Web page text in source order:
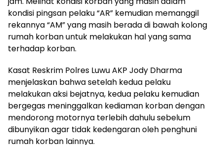
kondisi pingsan pelaku “AR” kemudian memanggil
rekannya “AM” yang masih berada di bawah kolong
rumah korban untuk melakukan hal yang sama
terhadap korban.
Kasat Reskrim Polres Luwu AKP Jody Dharma
menjelaskan bahwa setelah kedua pelaku
melakukan aksi bejatnya, kedua pelaku kemudian
bergegas meninggalkan kediaman korban dengan
mendorong motornya terlebih dahulu sebelum
dibunyikan agar tidak kedengaran oleh penghuni
rumah korban lainnya.